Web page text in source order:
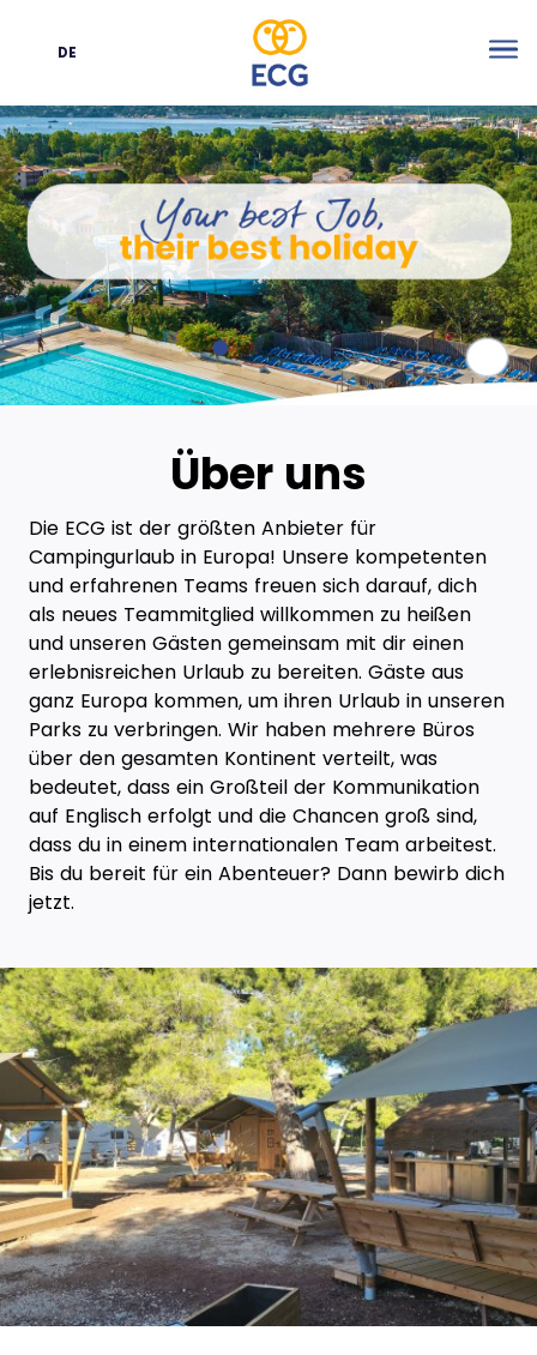
Sprache
DE
Über uns
Die ECG ist der größten Anbieter für
Campingurlaub in Europa! Unsere kompetenten
und erfahrenen Teams freuen sich darauf, dich
als neues Teammitglied willkommen zu heißen
und unseren Gästen gemeinsam mit dir einen
erlebnisreichen Urlaub zu bereiten. Gäste aus
ganz Europa kommen, um ihren Urlaub in unseren
Parks zu verbringen. Wir haben mehrere Büros
über den gesamten Kontinent verteilt, was
bedeutet, dass ein Großteil der Kommunikation
auf Englisch erfolgt und die Chancen groß sind,
dass du in einem internationalen Team arbeitest.
Bis du bereit für ein Abenteuer? Dann bewirb dich
jetzt.